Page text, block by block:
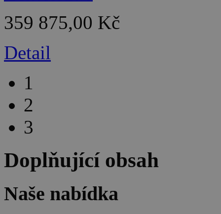
359 875,00 Kč
Detail
1
2
3
Doplňující obsah
Naše nabídka